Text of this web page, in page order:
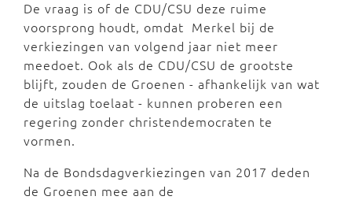
De vraag is of de CDU/CSU deze ruime
voorsprong houdt, omdat Merkel bij de
verkiezingen van volgend jaar niet meer
meedoet. Ook als de CDU/CSU de grootste
blijft, zouden de Groenen - afhankelijk van wat
de uitslag toelaat - kunnen proberen een
regering zonder christendemocraten te
vormen.
Na de Bondsdagverkiezingen van 2017 deden
de Groenen mee aan de